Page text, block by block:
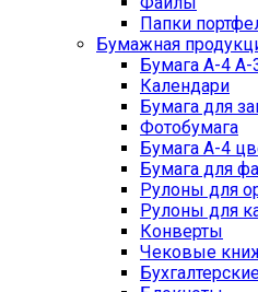
Папки
Бумажная
Бумага А-4 А-
Календари
Бумага для
Фотобумага
Бумага А-4
Бумага для
Рулоны для
Рулоны для
Конверты
Чековые